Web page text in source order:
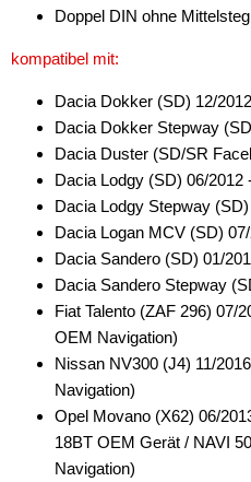
Doppel DIN ohne Mittelsteg
kompatibel mit:
Dacia Dokker (SD) 12/
Dacia Dokker Stepway
Dacia Duster (SD/SR
Dacia Lodgy (SD) 06/2012
Dacia Lodgy Stepway
Dacia Logan MCV (SD)
Dacia Sandero (SD) 01/
Dacia Sandero Stepway
Fiat Talento (ZAF 296) 07/
OEM Navigation)
Nissan NV300 (J4) 11/
Navigation)
Opel Movano (X62) 06/
18BT OEM Gerät / NAVI
Navigation)